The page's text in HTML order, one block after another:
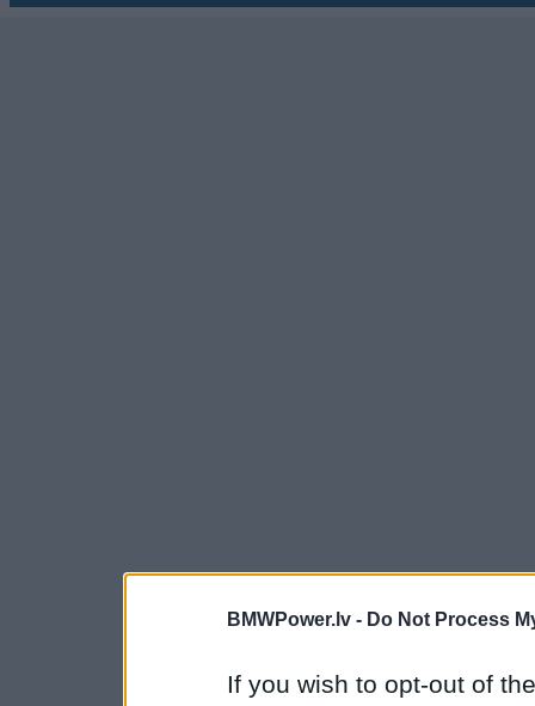
BMWPower.lv - Do Not Process
If you wish to opt-out of